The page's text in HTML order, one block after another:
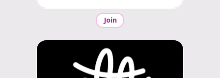
Join